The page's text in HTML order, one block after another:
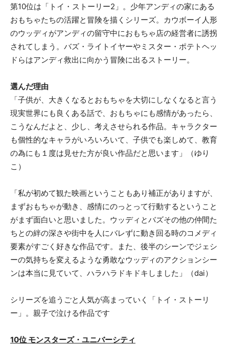
第10位は「トイ・ストーリー2」。少年アンディの家にある
おもちゃたちの活躍と冒険を描くシリーズ。カウボーイ人形
のウッディがアンディの留守中におもちゃ店の経営者に誘拐
されてしまう。バズ・ライトイヤーやミスター・ポテトヘッ
ドらはアンディ救出に向かう冒険に出るストーリー。
選んだ理由
「子供が、大きくなるとおもちゃを大切にしなくなると言う
現実世界にも良くある話で、おもちゃにも感情があったら、
こうなんだよと、少し、考えさせられる作品。キャラクター
も個性的なキャラがいろいろいて、子供でも楽しめて、教育
の為にも１度は見せた方が良い作品だと思います」（ゆり
こ）
「私が初めて観た映画ということもあり補正がありますが、
まずおもちゃが動き、感情にのっとって行動するということ
がまず面白いと思いました。ウッディとバズその他の仲間た
ちとの絆の深さや街中を人にバレずに動き回る時のコメディ
要素がすごく好きな作品です。また、後半のシーンでジェシ
ーの気持ちを変えるような勇敢なウッディのアクションシー
ンは本当に見ていて、ハラハラドキドキしました」（dai）
シリーズを追うごと人気が高まっていく「トイ・ストーリ
ー」。親子で泣ける作品です
10位 モンスターズ・ユニバーシティ